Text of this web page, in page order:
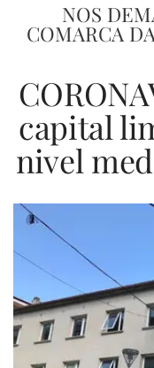
NOS
COMARCA
capital
nivel